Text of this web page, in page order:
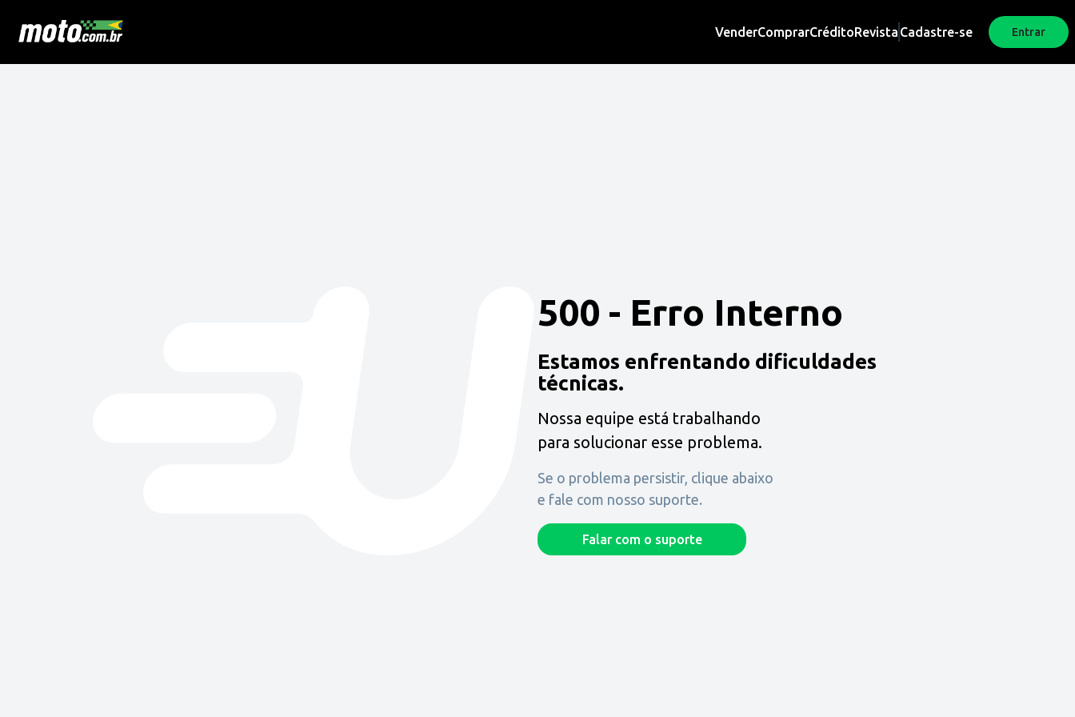
VenderComprarCréditoRevista Cadastre-se Entrar
500 - Erro Interno
Estamos enfrentando dificuldades
técnicas.
Nossa equipe está trabalhando
para solucionar esse problema.
Se o problema persistir, clique abaixo
e fale com nosso suporte.
Falar com o suporte